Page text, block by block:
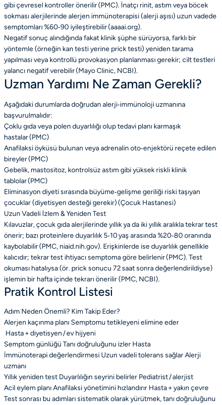
gibi çevresel kontroller önerilir (PMC). İnatçı rinit, astım veya böcek
sokması alerjilerinde alerjen immünoterapisi (alerji aşısı) uzun vadede
semptomları %60‑90 iyileştirebilir (aaaai.org).
Negatif sonuç alındığında fakat klinik şüphe sürüyorsa, farklı bir
yöntemle (örneğin kan testi yerine prick testi) yeniden tarama
yapılması veya kontrollü provokasyon planlanması gerekir; cilt testleri
yalancı negatif verebilir (Mayo Clinic, NCBI).
Uzman Yardımı Ne Zaman Gerekli?
Aşağıdaki durumlarda doğrudan alerji‑immünoloji uzmanına
başvurulmalıdır:
Çoklu gıda veya polen duyarlılığı olup tedavi planı karmaşık
hastalar (PMC)
Anafilaksi öyküsü bulunan veya adrenalin oto‑enjektörü reçete edilen
bireyler (PMC)
Gebelik, mastositoz, kontrolsüz astım gibi yüksek riskli klinik
tablolar (PMC)
Eliminasyon diyeti sırasında büyüme‑gelişme geriliği riski taşıyan
çocuklar (diyetisyen desteği gerekir) (Çocuk Hastanesi)
Uzun Vadeli İzlem & Yeniden Test
Kılavuzlar, çocuk gıda alerjilerinde yıllık ya da iki yıllık aralıkla tekrar test
önerir; bazı proteinlere duyarlılık 5‑10 yaş arasında %20‑80 oranında
kaybolabilir (PMC, niaid.nih.gov). Erişkinlerde ise duyarlılık genellikle
kalıcıdır; tekrar test ihtiyacı semptoma göre belirlenir (PMC). Test
okuması hatalıysa (ör. prick sonucu 72 saat sonra değerlendirildiyse)
işlemin bir hafta içinde tekrarı önerilir (PMC, NCBI).
Pratik Kontrol Listesi
Adım Neden Önemli? Kim Takip Eder?
Alerjen kaçınma planı Semptomu tetikleyeni elimine eder
Hasta + diyetisyen / ev hijyeni
Semptom günlüğü Tanı doğruluğunu izler Hasta
İmmünoterapi değerlendirmesi Uzun vadeli tolerans sağlarAlerji
uzmanı
Yıllık yeniden test Duyarlılığın seyrini belirler Pediatrist / alerjist
Acil eylem planıAnafilaksi yönetimini hızlandırır Hasta + yakın çevre
Test sonrası bu adımları sistematik olarak yürütmek, tanı doğruluğunu